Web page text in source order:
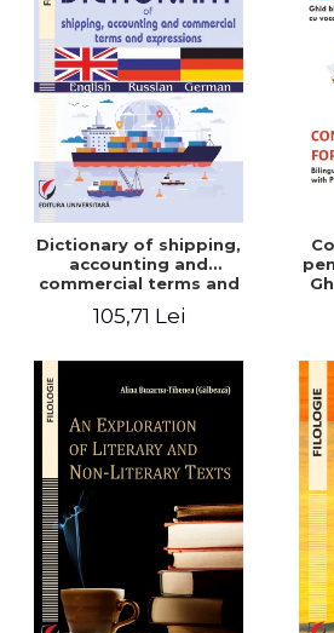
Dictionary of shipping,
accounting and
commercial terms and
Russian – German
105,71 Lei